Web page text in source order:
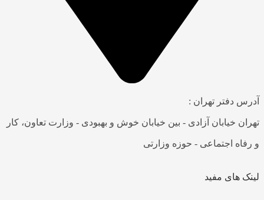
آدرس دفتر تهران :
تهران خیابان آزادی - بین خیابان خوش و بهبودی - وزارت تعاون، کار
و رفاه اجتماعی - حوزه وزارتی
لینک های مفید